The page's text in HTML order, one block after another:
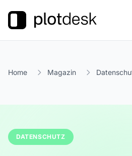
Home Magazin
DATENSCHUTZ